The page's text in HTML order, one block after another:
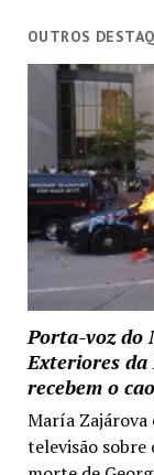
OUTROS
Porta-voz do
Exteriores da
recebem o
María
televisão sobre